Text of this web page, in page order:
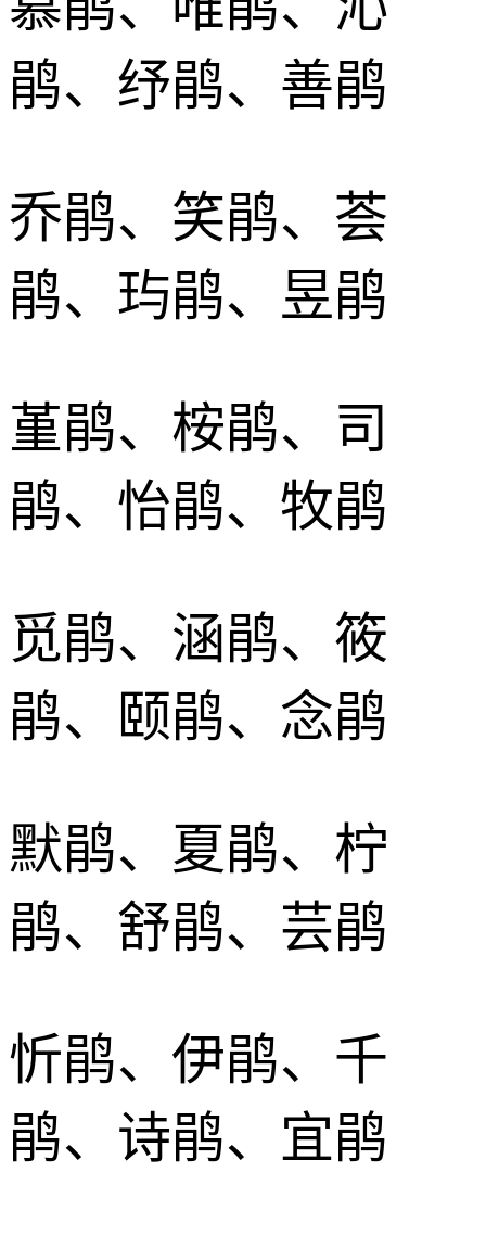
鹃、纾鹃、善鹃
乔鹃、笑鹃、荟
鹃、玙鹃、昱鹃
堇鹃、桉鹃、司
鹃、怡鹃、牧鹃
觅鹃、涵鹃、筱
鹃、颐鹃、念鹃
默鹃、夏鹃、柠
鹃、舒鹃、芸鹃
忻鹃、伊鹃、千
鹃、诗鹃、宜鹃